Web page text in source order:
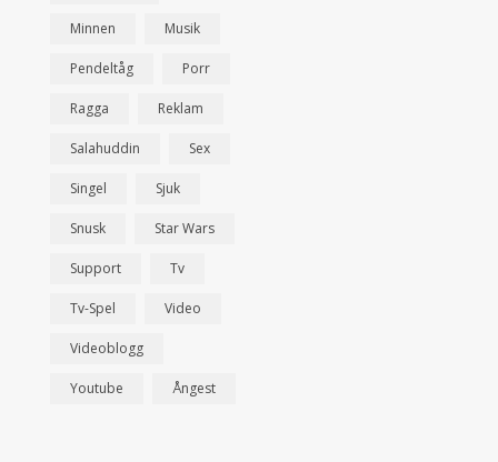
Minnen Musik
Pendeltåg Porr
Ragga Reklam
Salahuddin Sex
Singel Sjuk
Snusk Star Wars
Support Tv
Tv-Spel Video
Videoblogg
Youtube Ångest